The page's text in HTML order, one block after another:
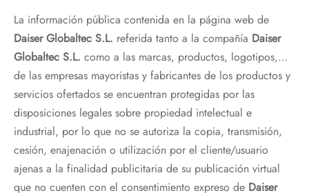
La información pública contenida en la página web de
Daiser Globaltec S.L. referida tanto a la compañía Daiser
Globaltec S.L. como a las marcas, productos, logotipos,…
de las empresas mayoristas y fabricantes de los productos y
servicios ofertados se encuentran protegidas por las
disposiciones legales sobre propiedad intelectual e
industrial, por lo que no se autoriza la copia, transmisión,
cesión, enajenación o utilización por el cliente/usuario
ajenas a la finalidad publicitaria de su publicación virtual
que no cuenten con el consentimiento expreso de Daiser